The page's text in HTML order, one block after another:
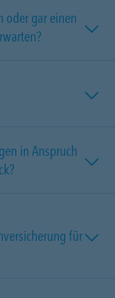
oder gar einen
in Anspruch
für